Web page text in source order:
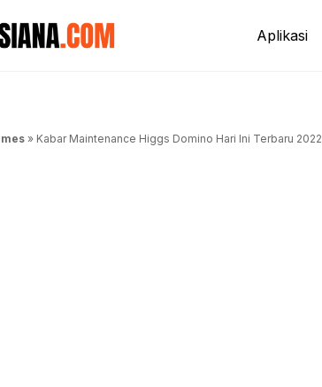
Aplikasi
» Kabar Maintenance Higgs Domino Hari Ini Terbaru 2022